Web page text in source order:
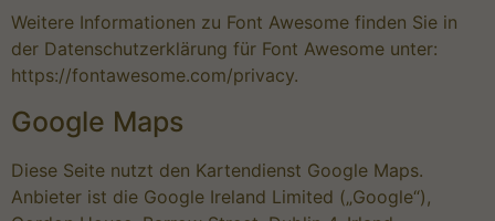
Weitere Informationen zu Font Awesome finden Sie in
der Datenschutzerklärung für Font Awesome unter:
https://fontawesome.com/privacy.
Google Maps
Diese Seite nutzt den Kartendienst Google Maps.
Anbieter ist die Google Ireland Limited („Google“),